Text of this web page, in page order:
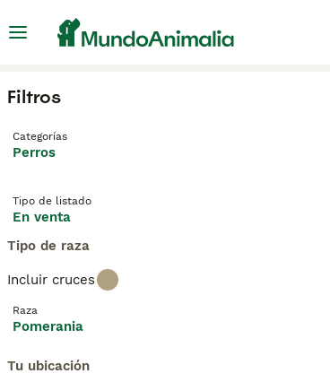
Filtros
Categorías
Perros
Tipo de listado
En venta
Tipo de raza
Incluir cruces
Raza
Pomerania
Tu ubicación